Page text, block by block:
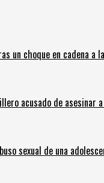
un choque en cadena a
acusado de
sexual de una